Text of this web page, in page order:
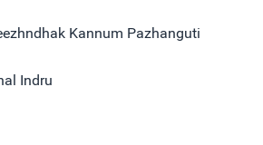
Kannum Pazhanguti
Indru